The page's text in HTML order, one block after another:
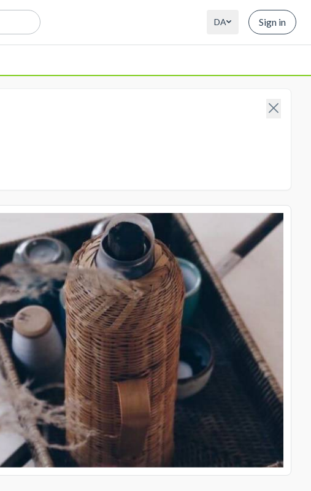
DA Sign in